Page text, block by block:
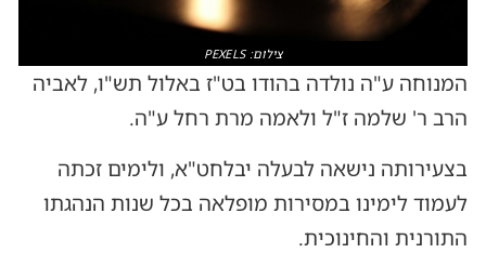
צילום: PEXELS
המנוחה ע"ה נולדה בהודו בט"ז באלול תש"ו, לאביה
הרב ר' שלמה ז"ל ולאמה מרת רחל ע"ה.
בצעירותה נישאה לבעלה יבלחט"א, ולימים זכתה
לעמוד לימינו במסירות מופלאה בכל שנות הנהגתו
התורנית והחינוכית.